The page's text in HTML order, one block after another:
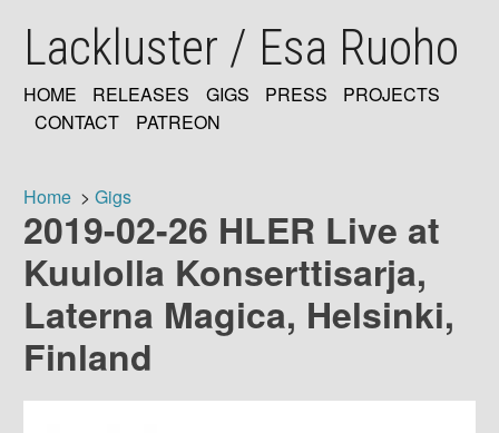
mainLackluster / Esa Ruoho
MAIN
HOME RELEASES GIGS PRESS
PROJECTS
CONTACT
PATREON
Breadcrumb
Home Gigs
2019-02-26 HLER Live at
Kuulolla Konserttisarja,
Laterna Magica, Helsinki,
Finland